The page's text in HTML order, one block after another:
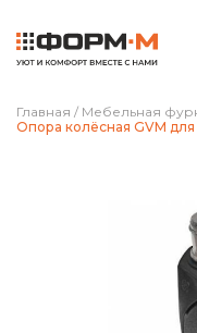
Главная / Мебельная
Опора колёсная GVM